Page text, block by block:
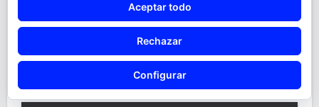
Coloreador de Seneca
Versión 61 del Coloreador de Séneca.
Actualización de «Pegar notas»
Aceptar todo
Rechazar
Configurar